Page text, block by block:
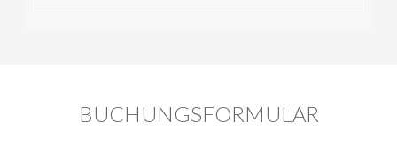
BUCHUNGSFORMULAR